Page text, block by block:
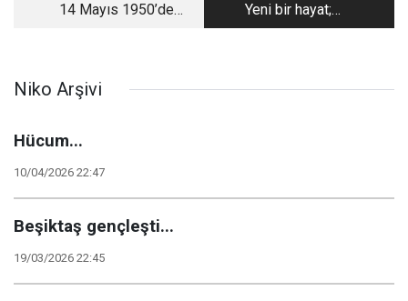
14 Mayıs 1950’den
Yeni bir hayat;
Eskişehir…
Niko Arşivi
Hücum...
10/04/2026 22:47
Beşiktaş gençleşti...
19/03/2026 22:45